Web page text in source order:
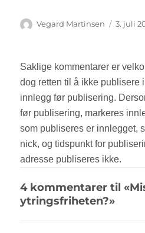
Forfatter
Vegard Martinsen 3. juli
4 kommentarer til
ytringsfriheten?»